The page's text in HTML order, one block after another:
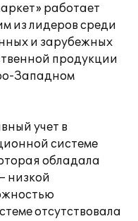
работает
из лидеров среди
и зарубежных
продукции
Западном
учет в
системе
обладала
низкой
отсутствовала